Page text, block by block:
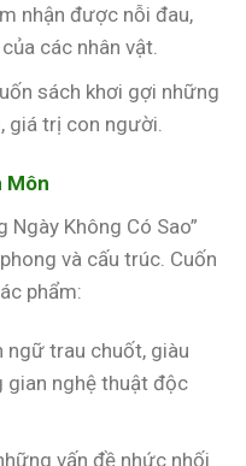
nhận được nỗi đau,
các nhân vật.
sách khơi gợi những
giá trị con người.
Môn
Không Có Sao”
và cấu trúc. Cuốn
phẩm:
ngữ trau chuốt, giàu
gian nghệ thuật độc
vấn đề nhức nhối